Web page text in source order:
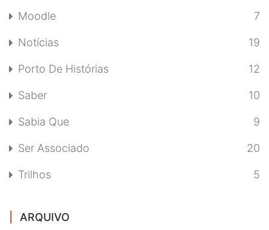
Moodle 7
Notícias 19
Porto De Histórias 12
Saber 10
Sabia Que 9
Ser Associado 20
Trilhos 5
ARQUIVO